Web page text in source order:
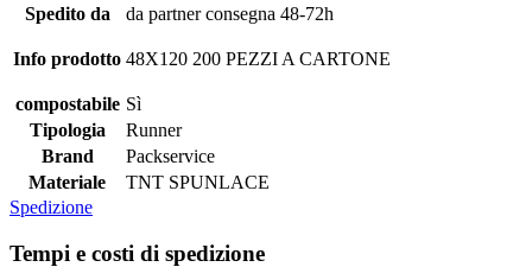
Spedito da
da partner consegna 48-72h
Info prodotto 48X120 200 PEZZI A CARTONE
compostabile Sì
Tipologia
Runner
Brand
Packservice
Materiale
TNT SPUNLACE
Spedizione
Tempi e costi di spedizione